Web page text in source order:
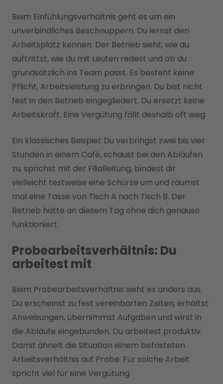
Beim Einfühlungsverhältnis geht es um ein
unverbindliches Beschnuppern. Du lernst den
Arbeitsplatz kennen. Der Betrieb sieht, wie du
auftrittst, wie du mit Leuten redest und ob du
grundsätzlich ins Team passt. Es besteht keine
Pflicht, Arbeitsleistung zu erbringen. Du bist nicht
fest in den Betrieb eingegliedert. Du ersetzt keine
Arbeitskraft. Eine Vergütung fällt deshalb oft weg.
Ein klassisches Beispiel: Du verbringst zwei bis vier
Stunden in einem Café, schaust bei den Abläufen
zu, sprichst mit der Filialleitung, bindest dir
vielleicht testweise eine Schürze um und räumst
mal eine Tasse von Tisch A nach Tisch B. Der
Betrieb hätte an diesem Tag ohne dich genauso
funktioniert.
Probearbeitsverhältnis: Du
arbeitest mit
Beim Probearbeitsverhältnis sieht es anders aus.
Du erscheinst zu fest vereinbarten Zeiten, erhältst
Anweisungen, übernimmst Aufgaben und wirst in
die Abläufe eingebunden. Du arbeitest produktiv.
Damit ähnelt die Situation einem befristeten
Arbeitsverhältnis auf Probe. Für solche Arbeit
spricht viel für eine Vergütung.